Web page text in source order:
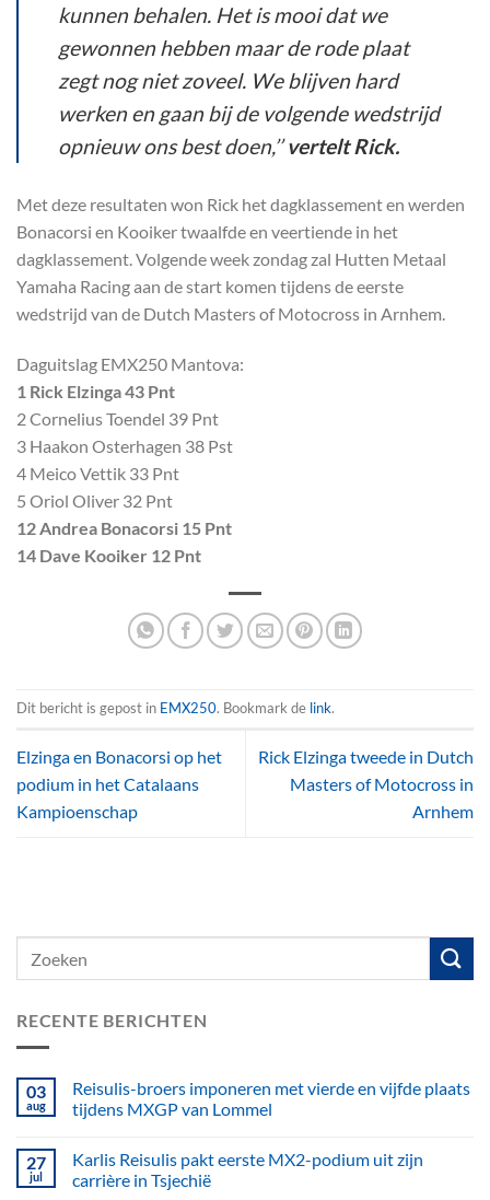
kunnen behalen. Het is mooi dat we
gewonnen hebben maar de rode plaat
zegt nog niet zoveel. We blijven hard
werken en gaan bij de volgende wedstrijd
opnieuw ons best doen,’’vertelt Rick.
Met deze resultaten won Rick het dagklassement en werden
Bonacorsi en Kooiker twaalfde en veertiende in het
dagklassement. Volgende week zondag zal Hutten Metaal
Yamaha Racing aan de start komen tijdens de eerste
wedstrijd van de Dutch Masters of Motocross in Arnhem.
Daguitslag EMX250 Mantova:
1 Rick Elzinga 43 Pnt
2 Cornelius Toendel 39 Pnt
3 Haakon Osterhagen 38 Pst
4 Meico Vettik 33 Pnt
5 Oriol Oliver 32 Pnt
12 Andrea Bonacorsi 15 Pnt
14 Dave Kooiker 12 Pnt
Dit bericht is gepost in EMX250. Bookmark de link.
Elzinga en Bonacorsi op het
podium in het Catalaans
Kampioenschap
Rick Elzinga tweede in Dutch
Masters of Motocross in
Arnhem
RECENTE BERICHTEN
03
aug
Reisulis-broers imponeren met vierde en vijfde plaats
tijdens MXGP van Lommel
27
jul
Karlis Reisulis pakt eerste MX2-podium uit zijn
carrière in Tsjechië